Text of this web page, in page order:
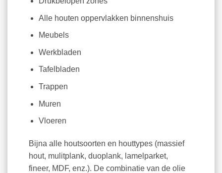
Alle houten oppervlakken binnenshuis
Meubels
Werkbladen
Tafelbladen
Trappen
Muren
Vloeren
Bijna alle houtsoorten en houttypes (massief
hout, mulitplank, duoplank, lamelparket,
fineer, MDF, enz.). De combinatie van de olie